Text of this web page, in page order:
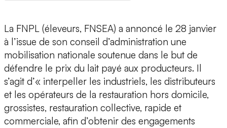
La FNPL (éleveurs, FNSEA) a annoncé le 28 janvier
à l’issue de son conseil d’administration une
mobilisation nationale soutenue dans le but de
défendre le prix du lait payé aux producteurs. Il
s’agit d’« interpeller les industriels, les distributeurs
et les opérateurs de la restauration hors domicile,
grossistes, restauration collective, rapide et
commerciale, afin d’obtenir des engagements